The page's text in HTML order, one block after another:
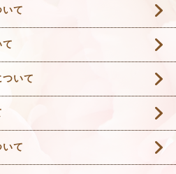
いて
て
ついて
いて